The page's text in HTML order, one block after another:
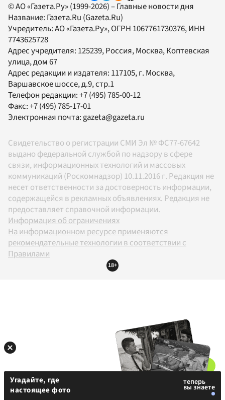
© АО «Газета.Ру» (1999-2026) – Главные новости дня
Название: Газета.Ru (Gazeta.Ru)
Учредитель:АО «Газета.Ру», ОГРН 1067761730376, ИНН
7743625728
Адрес учредителя: 125239, Россия, Москва, Коптевская
улица, дом 67
Адрес редакции и издателя: 117105, г. Москва,
Варшавское шоссе, д.9, стр.1
Телефон редакции:+7 (495) 785-00-12
Факс:+7 (495) 785-17-01
Электронная почта:gazeta@gazeta.ru
Свидетельство о регистрации СМИ Эл № ФС77-67642
выдано федеральной службой по надзору в сфере
связи, информационных технологий и массовых
коммуникаций (Роскомнадзор) 10.11.2016 г. Редакция не
несет ответственности за достоверность информации,
содержащейся в рекламных объявлениях. Редакция не
предоставляет справочной информации.
Информация об ограничениях
На информационном ресурсе применяются
рекомендательные технологии в соответствии с
Правилами
18+
Угадайте, где
настоящее фото